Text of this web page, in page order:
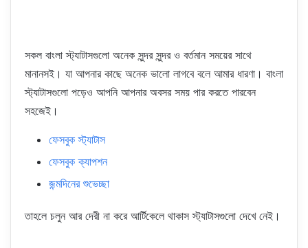
সকল বাংলা স্ট্যাটাসগুলো অনেক সুন্দর সুন্দর ও বর্তমান সময়ের সাথে
মানানসই। যা আপনার কাছে অনেক ভালো লাগবে বলে আমার ধারণা। বাংলা
স্ট্যাটাসগুলো পড়েও আপনি আপনার অবসর সময় পার করতে পারবেন
সহজেই।
ফেসবুক স্ট্যাটাস
ফেসবুক ক্যাপশন
জন্মদিনের শুভেচ্ছা
তাহলে চলুন আর দেরী না করে আর্টিকেলে থাকাস স্ট্যাটাসগুলো দেখে নেই।